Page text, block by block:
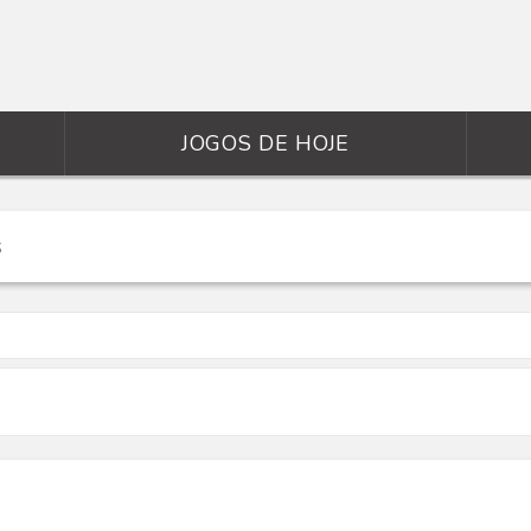
JOGOS DE HOJE